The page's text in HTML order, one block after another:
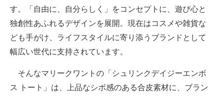
す。「自由に、自分らしく」をコンセプトに、遊び心と
独創性あふれるデザインを展開。現在はコスメや雑貨な
ども手がけ、ライフスタイルに寄り添うブランドとして
幅広い世代に支持されています。
そんなマリークワントの「シュリンクデイジーエンボ
ス トート」は、上品なシボ感のある合皮素材に、ブラン